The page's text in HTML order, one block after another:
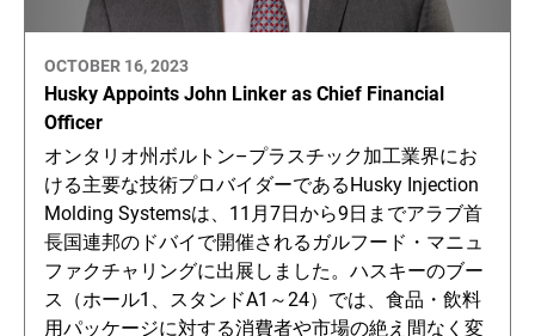
OCTOBER 16, 2023
Husky Appoints John Linker as Chief Financial
Officer
オンタリオ州ボルトン–プラスチック加工業界にお
ける主要な技術プロバイダーであるHusky Injection
Molding Systemsは、11月7日から9日までアラブ首
長国連邦のドバイで開催されるガルフード・マニュ
ファクチャリングに出展しました。ハスキーのブー
ス（ホール1、スタンドA1～24）では、食品・飲料
用パッケージに対する消費者や市場の絶え間なく変